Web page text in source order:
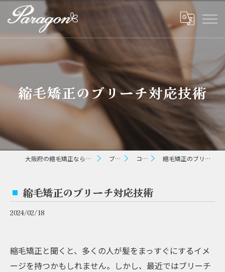
縮毛矯正のブリーチ対応技術
大阪府の縮毛矯正ならパラゴン ヘアー ブログ コラム 縮毛矯正のブリーチ対応技術
縮毛矯正のブリーチ対応技術
2024/02/18
縮毛矯正と聞くと、多くの人が髪をまっすぐにするイメ
ージを持つかもしれません。しかし、最近ではブリーチ